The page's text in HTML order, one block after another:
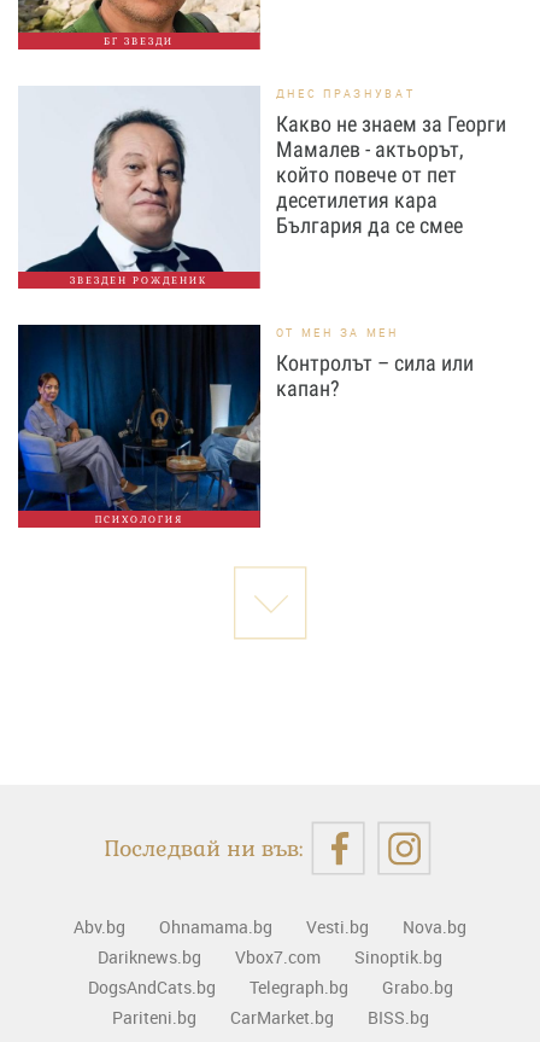
БГ ЗВЕЗДИ
ЗВЕЗДЕН РОЖДЕНИК
ДНЕС ПРАЗНУВАТ
Какво не знаем за Георги
Мамалев - актьорът,
който повече от пет
десетилетия кара
България да се смее
ПСИХОЛОГИЯ
ОТ МЕН ЗА МЕН
Контролът – сила или
капан?
Последвай ни във:
Abv.bg Ohnamama.bg Vesti.bg
Nova.bg
Dariknews.bg
Vbox7.com
Sinoptik.bg
DogsAndCats.bg
Telegraph.bg
Grabo.bg
Pariteni.bg
CarMarket.bg BISS.bg